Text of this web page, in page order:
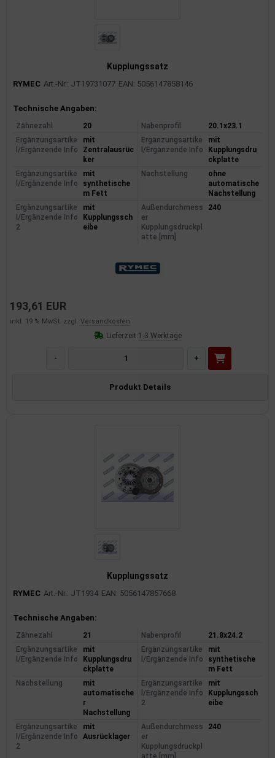
Kupplungssatz
RYMEC Art.-Nr.: JT19731077 EAN: 5056147858146
Produktinformationen
Technische Angaben:
Zähnezahl 20 Nabenprofil
20.1x23.1
Ergänzungsartike
l/Ergänzende Info
mit
Zentralausrüc
ker
Ergänzungsartike
l/Ergänzende Info
mit
Kupplungsdru
ckplatte
Ergänzungsartike
l/Ergänzende Info
mit
synthetische
m Fett
Nachstellung
ohne
automatische
Nachstellung
Ergänzungsartike
l/Ergänzende Info
2
mit
Kupplungssch
eibe
Außendurchmess
er
Kupplungsdruckpl
atte [mm]
240
193,61 EUR
inkl. 19 % MwSt. zzgl. Versandkosten
Lieferzeit:1-3 Werktage
- +
Produkt Details
Kupplungssatz
RYMEC Art.-Nr.: JT1934 EAN: 5056147857668
Produktinformationen
Technische Angaben:
Zähnezahl 21 Nabenprofil
21.8x24.2
Ergänzungsartike
l/Ergänzende Info
mit
Kupplungsdru
ckplatte
Ergänzungsartike
l/Ergänzende Info
mit
synthetische
m Fett
Nachstellung
mit
automatische
r
Nachstellung
Ergänzungsartike
l/Ergänzende Info
2
mit
Kupplungssch
eibe
Ergänzungsartike
l/Ergänzende Info
2
mit
Ausrücklager
Außendurchmess
er
Kupplungsdruckpl
atte [mm]
240